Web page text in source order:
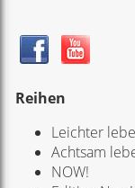
Reihen
Leichter
Achtsam
NOW!